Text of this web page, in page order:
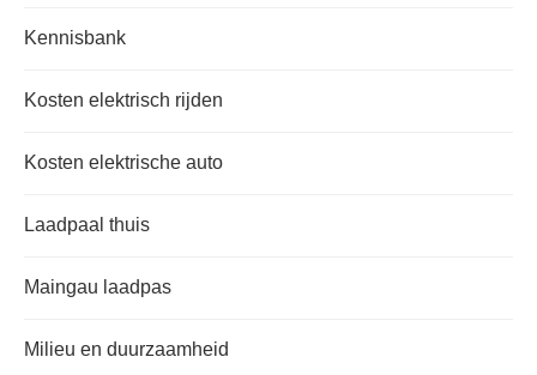
Kennisbank
Kosten elektrisch rijden
Kosten elektrische auto
Laadpaal thuis
Maingau laadpas
Milieu en duurzaamheid